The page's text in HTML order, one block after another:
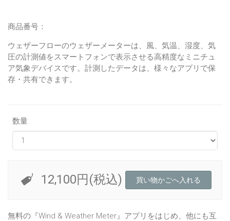
商品番号：
ウェザーフローのウェザーメーターは、風、気温、湿度、気
圧の計測値をスマートフォンで表示させる高精度なミニチュ
ア気象デバイスです。計測したデータは、様々なアプリで保
存・共有できます。
数量
12,100円(税込)
無料の『Wind & Weather Meter』アプリをはじめ、他にも互